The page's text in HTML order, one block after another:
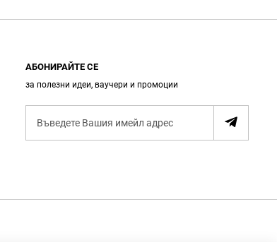
АБОНИРАЙТЕ СЕ
за полезни идеи, ваучери и промоции
А
о
н